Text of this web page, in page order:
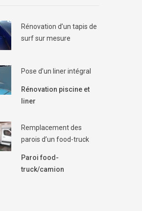
Rénovation d’un tapis de
surf sur mesure
Pose d’un liner intégral
Rénovation piscine et
liner
Remplacement des
parois d’un food-truck
Paroi food-
truck/camion